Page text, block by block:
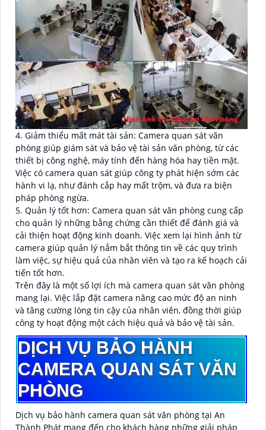
4. Giảm thiểu mất mát tài sản: Camera quan sát văn
phòng giúp giám sát và bảo vệ tài sản văn phòng, từ các
thiết bị công nghệ, máy tính đến hàng hóa hay tiền mặt.
Việc có camera quan sát giúp công ty phát hiện sớm các
hành vi lạ, như đánh cắp hay mất trộm, và đưa ra biện
pháp phòng ngừa.
5. Quản lý tốt hơn: Camera quan sát văn phòng cung cấp
cho quản lý những bằng chứng cần thiết để đánh giá và
cải thiện hoạt động kinh doanh. Việc xem lại hình ảnh từ
camera giúp quản lý nắm bắt thông tin về các quy trình
làm việc, sự hiệu quả của nhân viên và tạo ra kế hoạch cải
tiến tốt hơn.
Trên đây là một số lợi ích mà camera quan sát văn phòng
mang lại. Việc lắp đặt camera nâng cao mức độ an ninh
và tăng cường lòng tin cậy của nhân viên, đồng thời giúp
công ty hoạt động một cách hiệu quả và bảo vệ tài sản.
DỊCH VỤ BẢO HÀNH
CAMERA QUAN SÁT VĂN
PHÒNG
Dịch vụ bảo hành camera quan sát văn phòng tại An
Thành Phát mang đến cho khách hàng những giải pháp